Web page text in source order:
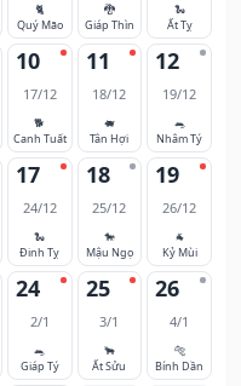
🐈
Quý Mão
🐉
Giáp Thìn
🐍
Ất Tỵ
10
17/12
🐕
Canh Tuất
11
18/12
🐖
Tân Hợi
12
19/12
🐀
Nhâm Tý
17
24/12
🐍
Đinh Tỵ
18
25/12
🐎
Mậu Ngọ
19
26/12
🐐
Kỷ Mùi
24
2/1
🐀
Giáp Tý
25
3/1
🐂
Ất Sửu
26
4/1
🐅
Bính Dần